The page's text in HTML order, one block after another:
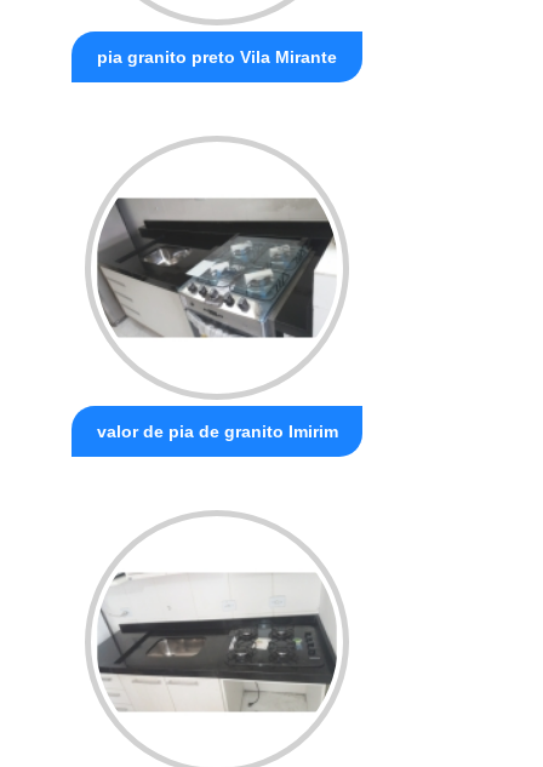
pia granito preto Vila Mirante
valor de pia de granito Imirim